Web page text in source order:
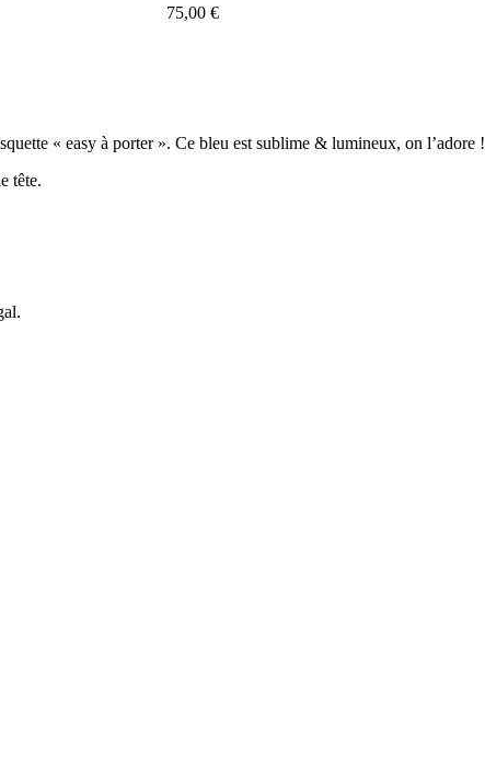
75,00€
« easy à porter ». Ce bleu est sublime & lumineux, on l’adore !
tête.